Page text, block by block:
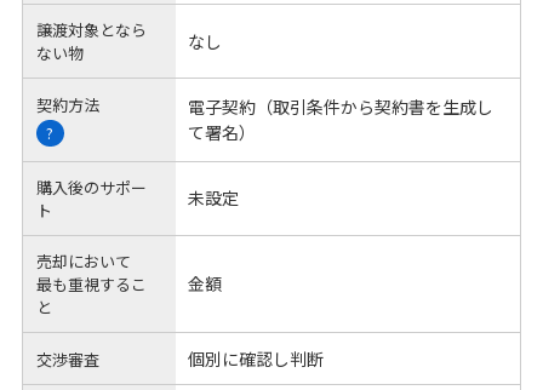
譲渡対象となら
ない物
なし
契約方法
?
電子契約（取引条件から契約書を生成し
て署名）
購入後のサポー
ト
未設定
売却において
最も重視するこ
と
金額
交渉審査 個別に確認し判断